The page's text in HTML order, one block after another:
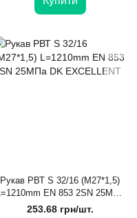
Рукав РВТ S 32/16 (М27*1,5)
L=1210mm EN 853 2SN 25МПа
DK EXCELLENT
253.68 грн/шт.